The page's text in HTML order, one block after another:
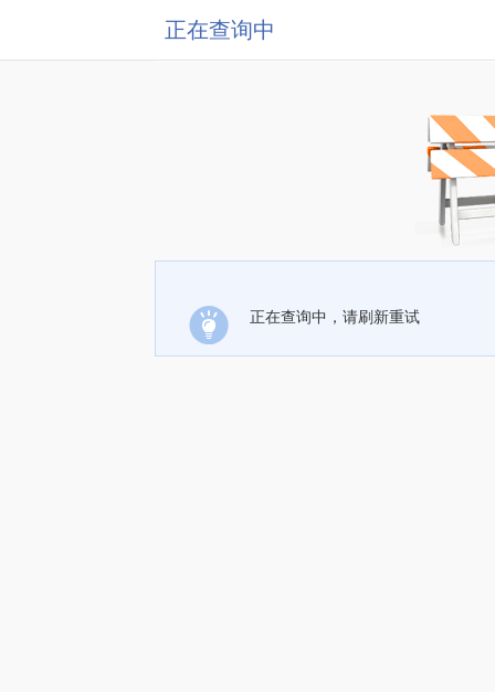
正在查询中
正在查询中，请刷新重试